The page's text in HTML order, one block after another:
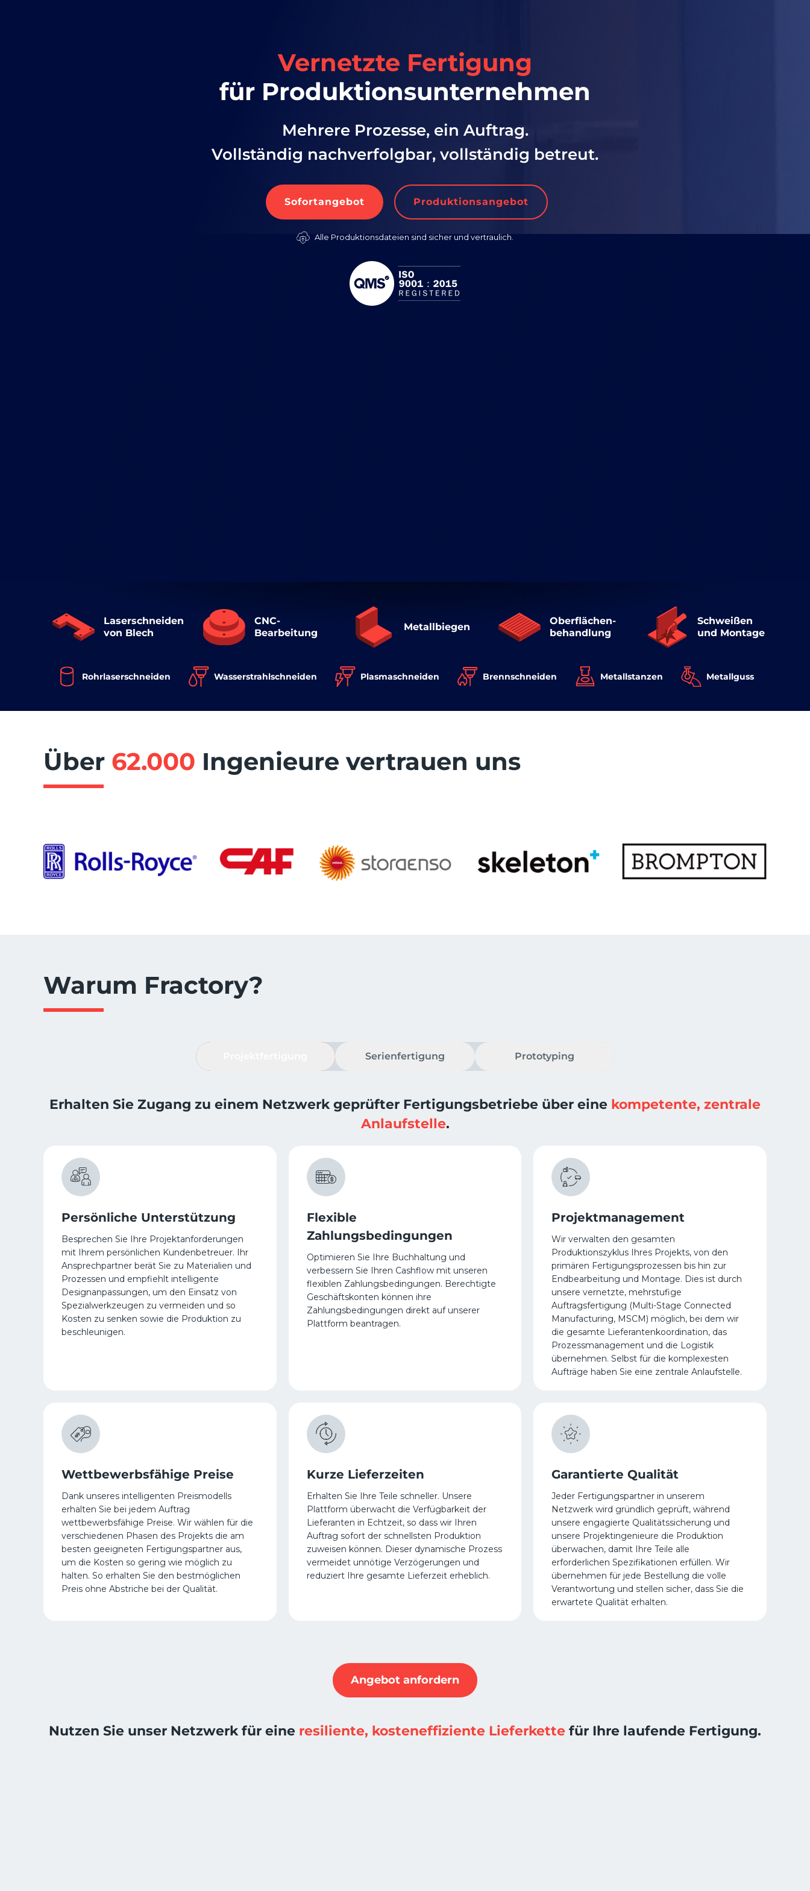
Vernetzte Fertigung
für Produktionsunternehmen
Mehrere Prozesse, ein Auftrag.
Vollständig nachverfolgbar, vollständig betreut.
Sofortangebot Produktionsangebot
Alle Produktionsdateien sind sicher und vertraulich.
Laserschneiden
von Blech
CNC-
Bearbeitung
Metallbiegen
Oberflächen-
behandlung
Schweißen
und Montage
Rohrlaserschneiden Wasserstrahlschneiden Plasmaschneiden Brennschneiden Metallstanzen Metallguss
Über 62.000 Ingenieure vertrauen uns
Warum Fractory?
Serienfertigung Prototyping
Erhalten Sie Zugang zu einem Netzwerk geprüfter Fertigungsbetriebe über eine kompetente, zentrale
Anlaufstelle.
Persönliche Unterstützung
Besprechen Sie Ihre Projektanforderungen
mit Ihrem persönlichen Kundenbetreuer. Ihr
Ansprechpartner berät Sie zu Materialien und
Prozessen und empfiehlt intelligente
Designanpassungen, um den Einsatz von
Spezialwerkzeugen zu vermeiden und so
Kosten zu senken sowie die Produktion zu
beschleunigen.
Flexible
Zahlungsbedingungen
Optimieren Sie Ihre Buchhaltung und
verbessern Sie Ihren Cashflow mit unseren
flexiblen Zahlungsbedingungen. Berechtigte
Geschäftskonten können ihre
Zahlungsbedingungen direkt auf unserer
Plattform beantragen.
Projektmanagement
Wir verwalten den gesamten
Produktionszyklus Ihres Projekts, von den
primären Fertigungsprozessen bis hin zur
Endbearbeitung und Montage. Dies ist durch
unsere vernetzte, mehrstufige
Auftragsfertigung (Multi-Stage Connected
Manufacturing, MSCM) möglich, bei dem wir
die gesamte Lieferantenkoordination, das
Prozessmanagement und die Logistik
übernehmen. Selbst für die komplexesten
Aufträge haben Sie eine zentrale Anlaufstelle.
Wettbewerbsfähige Preise
Dank unseres intelligenten Preismodells
erhalten Sie bei jedem Auftrag
wettbewerbsfähige Preise. Wir wählen für die
verschiedenen Phasen des Projekts die am
besten geeigneten Fertigungspartner aus,
um die Kosten so gering wie möglich zu
halten. So erhalten Sie den bestmöglichen
Preis ohne Abstriche bei der Qualität.
Kurze Lieferzeiten
Erhalten Sie Ihre Teile schneller. Unsere
Plattform überwacht die Verfügbarkeit der
Lieferanten in Echtzeit, so dass wir Ihren
Auftrag sofort der schnellsten Produktion
zuweisen können. Dieser dynamische Prozess
vermeidet unnötige Verzögerungen und
reduziert Ihre gesamte Lieferzeit erheblich.
Garantierte Qualität
Jeder Fertigungspartner in unserem
Netzwerk wird gründlich geprüft, während
unsere engagierte Qualitätssicherung und
unsere Projektingenieure die Produktion
überwachen, damit Ihre Teile alle
erforderlichen Spezifikationen erfüllen. Wir
übernehmen für jede Bestellung die volle
Verantwortung und stellen sicher, dass Sie die
erwartete Qualität erhalten.
Angebot anfordern
Nutzen Sie unser Netzwerk für eine resiliente, kosteneffiziente Lieferkette für Ihre laufende Fertigung.